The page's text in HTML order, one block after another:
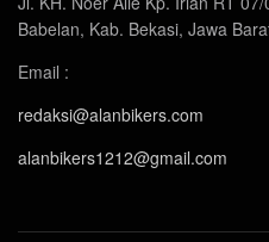
Babelan, Kab. Bekasi, Jawa
Email :
redaksi@alanbikers.com
alanbikers1212@gmail.com